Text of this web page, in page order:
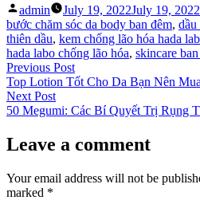
Posted
by
admin July 19, 2022July 19, 2022
bước chăm sóc da body ban đêm, dầu
thiên dầu, kem chống lão hóa hada
hada labo chống lão hóa, skincare
Post
navigation
Previous PostPrevious
post:
Top Lotion Tốt Cho Da Bạn Nên
Next PostNext
post:
50 Megumi: Các Bí Quyết Trị Rụng
Leave a comment
Your email address will not be
marked *